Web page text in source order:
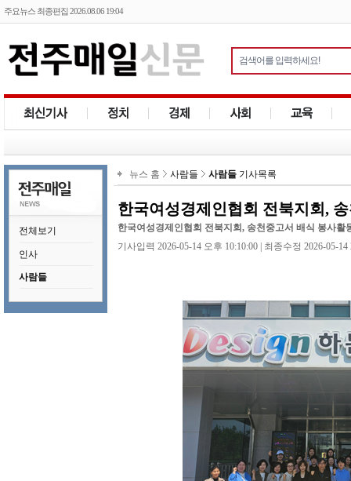
주요뉴스 최종편집 2026.08.06 19:04
전체보기
인사
사람들
뉴스 홈 사람들 사람들 기사목록
한국여성경제인협회 전북지회,
한국여성경제인협회 전북지회, 송천중고서 배식 봉사활
기사입력 2026-05-14 오후 10:10:00 | 최종수정 2026-05-14